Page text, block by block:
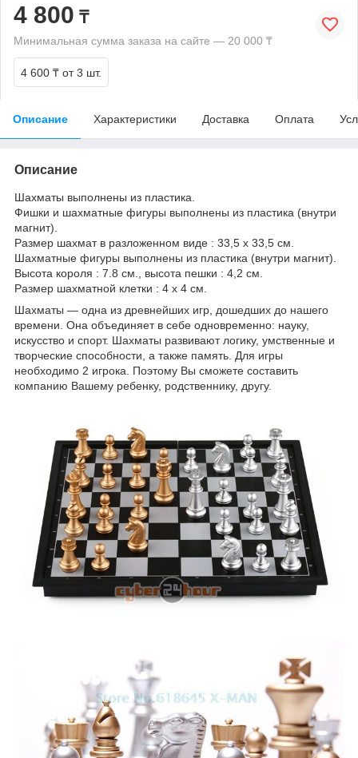
4 800 ₸
Минимальная сумма заказа на сайте — 20 000 ₸
4 600 ₸ от 3 шт.
Описание Характеристики Доставка Оплата
Описание
Шахматы выполнены из пластика.
Фишки и шахматные фигуры выполнены из пластика (внутри
магнит).
Размер шахмат в разложенном виде : 33,5 х 33,5 см.
Шахматные фигуры выполнены из пластика (внутри магнит).
Высота короля : 7.8 см., высота пешки : 4,2 см.
Размер шахматной клетки : 4 х 4 см.
Шахматы ― одна из древнейших игр, дошедших до нашего
времени. Она объединяет в себе одновременно: науку,
искусство и спорт. Шахматы развивают логику, умственные и
творческие способности, а также память. Для игры
необходимо 2 игрока. Поэтому Вы сможете составить
компанию Вашему ребенку, родственнику, другу.